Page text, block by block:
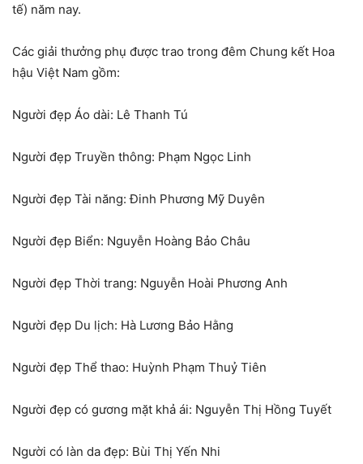
tế) năm nay.
Các giải thưởng phụ được trao trong đêm Chung kết Hoa
hậu Việt Nam gồm:
Người đẹp Áo dài: Lê Thanh Tú
Người đẹp Truyền thông: Phạm Ngọc Linh
Người đẹp Tài năng: Đinh Phương Mỹ Duyên
Người đẹp Biển: Nguyễn Hoàng Bảo Châu
Người đẹp Thời trang: Nguyễn Hoài Phương Anh
Người đẹp Du lịch: Hà Lương Bảo Hằng
Người đẹp Thể thao: Huỳnh Phạm Thuỷ Tiên
Người đẹp có gương mặt khả ái: Nguyễn Thị Hồng Tuyết
Người có làn da đẹp: Bùi Thị Yến Nhi